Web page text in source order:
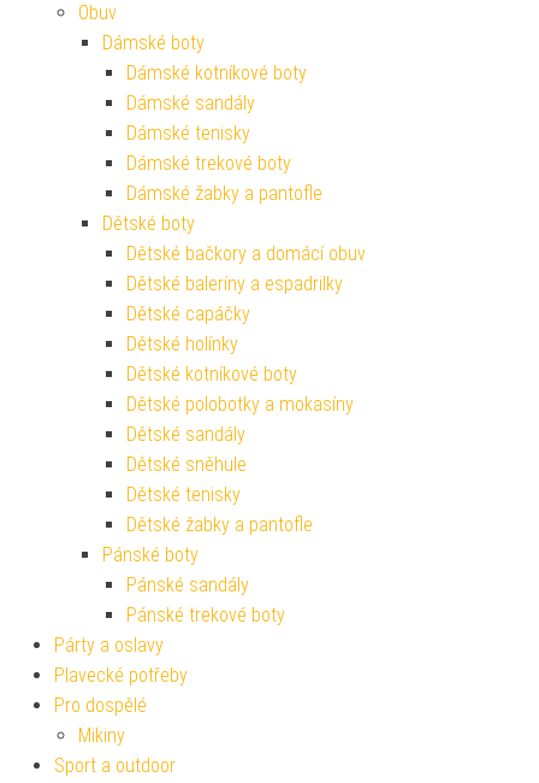
Obuv
Dámské boty
Dámské kotníkové boty
Dámské sandály
Dámské tenisky
Dámské trekové boty
Dámské žabky a pantofle
Dětské boty
Dětské bačkory a domácí obuv
Dětské baleríny a espadrilky
Dětské capáčky
Dětské holínky
Dětské kotníkové boty
Dětské polobotky a mokasíny
Dětské sandály
Dětské sněhule
Dětské tenisky
Dětské žabky a pantofle
Pánské boty
Pánské sandály
Pánské trekové boty
Párty a oslavy
Plavecké potřeby
Pro dospělé
Mikiny
Sport a outdoor